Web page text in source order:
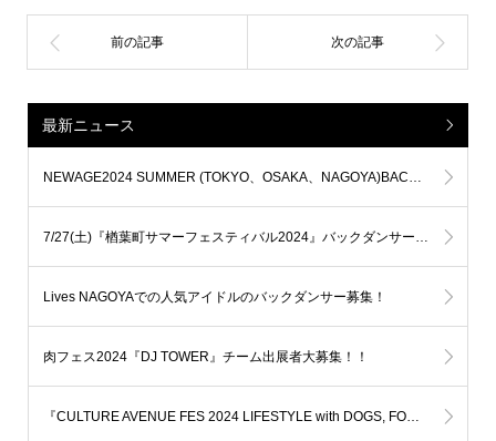
最新ニュース
NEWAGE2024 SUMMER (TOKYO、OSAKA、NAGOYA)BACK DANCERオーディション開催決定！！
7/27(土)『楢葉町サマーフェスティバル2024』バックダンサーオーディション 開催
Lives NAGOYAでの人気アイドルのバックダンサー募集！
肉フェス2024『DJ TOWER』チーム出展者大募集！！
『CULTURE AVENUE FES 2024 LIFESTYLE with DOGS, FOOD, and MUSIC』バックダンサー&ナンバー/チーム出展者募集！